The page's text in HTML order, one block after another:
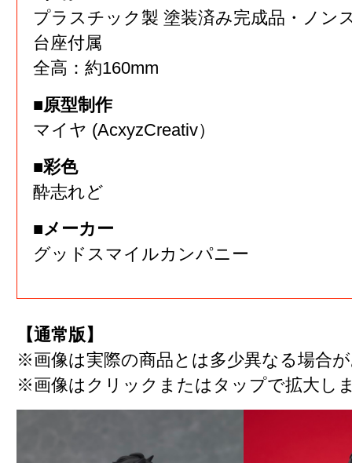
プラスチック製 塗装済み完成品・ノン
台座付属
全高：約160mm
■原型制作
マイヤ (AcxyzCreativ）
■彩色
酔志れど
■メーカー
グッドスマイルカンパニー
【通常版】
※画像は実際の商品とは多少異なる場合
※画像はクリックまたはタップで拡大し